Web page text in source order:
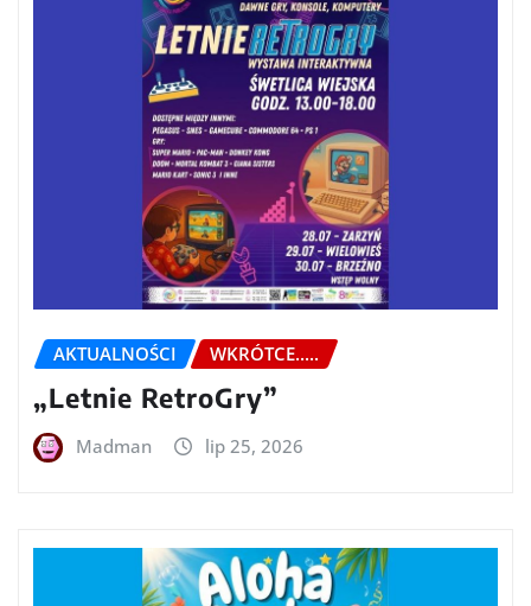
AKTUALNOŚCI WKRÓTCE.....
„Letnie RetroGry”
Madman lip 25, 2026